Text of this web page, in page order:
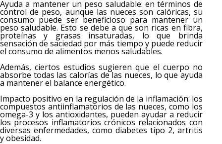
Ayuda a mantener un peso saludable: en términos de
control de peso, aunque las nueces son calóricas, su
consumo puede ser beneficioso para mantener un
peso saludable. Esto se debe a que son ricas en fibra,
proteínas y grasas insaturadas, lo que brinda
sensación de saciedad por más tiempo y puede reducir
el consumo de alimentos menos saludables.
Además, ciertos estudios sugieren que el cuerpo no
absorbe todas las calorías de las nueces, lo que ayuda
a mantener el balance energético.
Impacto positivo en la regulación de la inflamación: los
compuestos antiinflamatorios de las nueces, como los
omega-3 y los antioxidantes, pueden ayudar a reducir
los procesos inflamatorios crónicos relacionados con
diversas enfermedades, como diabetes tipo 2, artritis
y obesidad.